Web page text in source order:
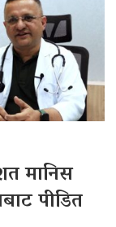
मानिस
पीडित